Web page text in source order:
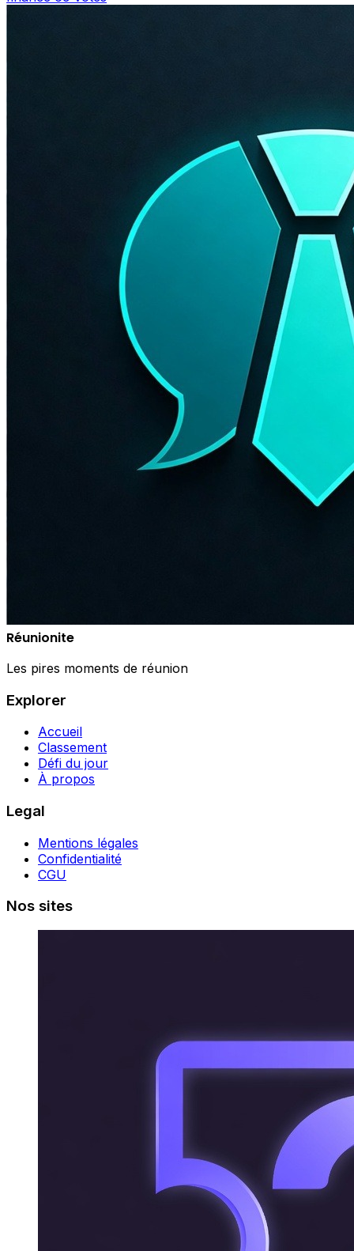
Réunionite
Les pires moments de réunion
Explorer
Accueil
Classement
Défi du jour
À propos
Legal
Mentions légales
Confidentialité
CGU
Nos sites